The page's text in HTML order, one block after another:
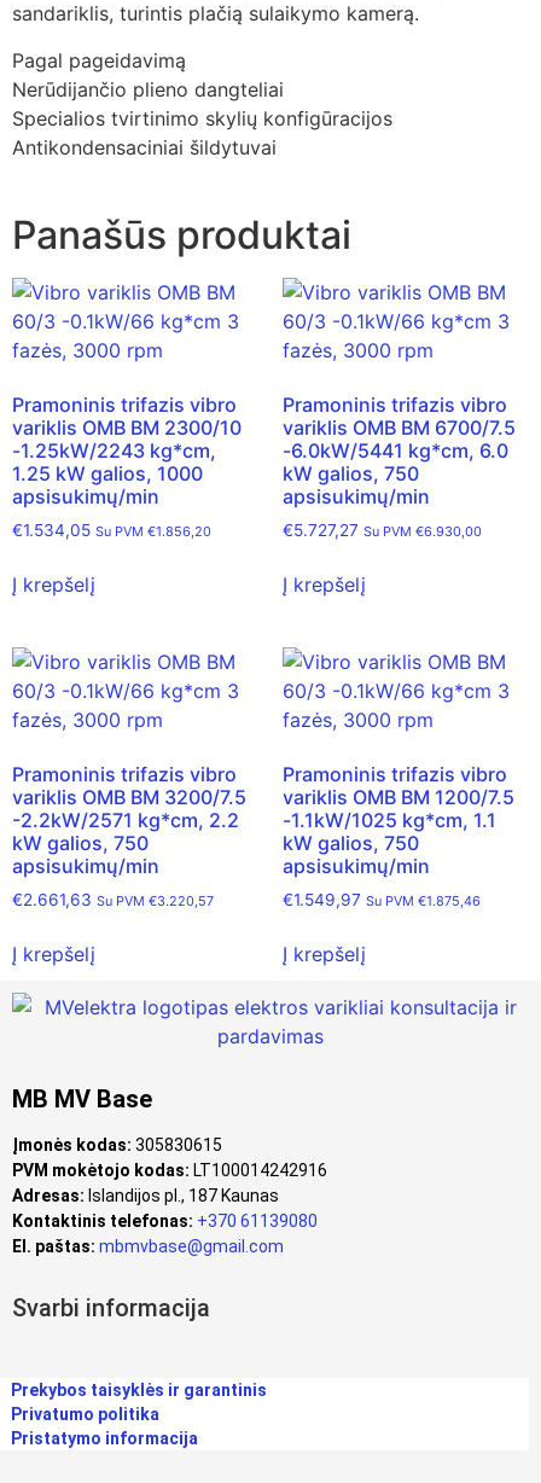
sandariklis, turintis plačią sulaikymo kamerą.
Pagal pageidavimą
Nerūdijančio plieno dangteliai
Specialios tvirtinimo skylių konfigūracijos
Antikondensaciniai šildytuvai
Panašūs produktai
Pramoninis trifazis vibro
variklis OMB BM 2300/10
-1.25kW/2243 kg*cm,
1.25 kW galios, 1000
apsisukimų/min
€1.534,05 Su PVM €1.856,20
Į krepšelį
Pramoninis trifazis vibro
variklis OMB BM 6700/7.5
-6.0kW/5441 kg*cm, 6.0
kW galios, 750
apsisukimų/min
€5.727,27 Su PVM €6.930,00
Į krepšelį
Pramoninis trifazis vibro
variklis OMB BM 3200/7.5
-2.2kW/2571 kg*cm, 2.2
kW galios, 750
apsisukimų/min
€2.661,63 Su PVM €3.220,57
Į krepšelį
Pramoninis trifazis vibro
variklis OMB BM 1200/7.5
-1.1kW/1025 kg*cm, 1.1
kW galios, 750
apsisukimų/min
€1.549,97 Su PVM €1.875,46
Į krepšelį
MB MV Base
Įmonės kodas: 305830615
PVM mokėtojo kodas: LT100014242916
Adresas: Islandijos pl., 187 Kaunas
Kontaktinis telefonas: +370 61139080
El. paštas: mbmvbase@gmail.com
Svarbi informacija
Prekybos taisyklės ir garantinis
Privatumo politika
Pristatymo informacija